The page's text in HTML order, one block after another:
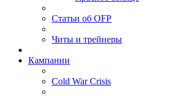
Статьи об OFP
Читы и трейнеры
Кампании
Cold War Crisis